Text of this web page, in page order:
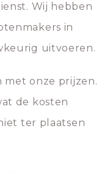
Wij hebben
in
uitvoeren.
onze prijzen.
de kosten
ter plaatsen